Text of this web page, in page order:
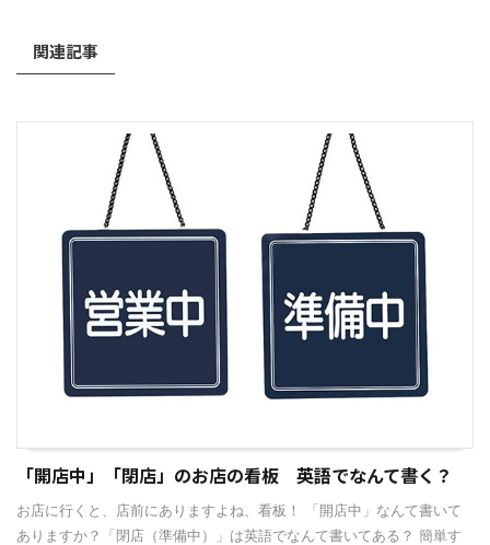
関連記事
「開店中」「閉店」のお店の看板 英語でなんて書く？
お店に行くと、店前にありますよね、看板！ 「開店中」なんて書いて
ありますか？「閉店（準備中）」は英語でなんて書いてある？ 簡単す